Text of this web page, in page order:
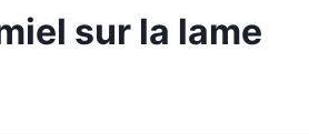
sur la lame